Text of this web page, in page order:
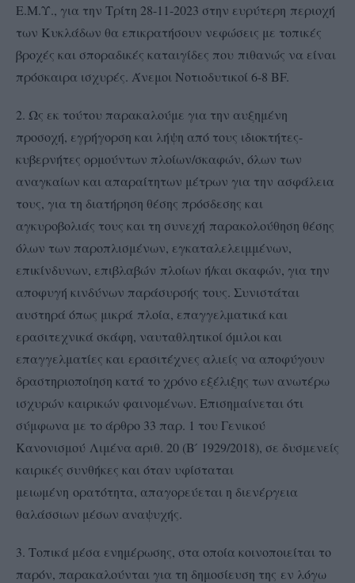
Ε.Μ.Υ., για την Τρίτη 28-11-2023 στην ευρύτερη περιοχή
των Κυκλάδων θα επικρατήσουν νεφώσεις με τοπικές
βροχές και σποραδικές καταιγίδες που πιθανώς να είναι
πρόσκαιρα ισχυρές. Άνεμοι Νοτιοδυτικοί 6-8 BF.
2. Ως εκ τούτου παρακαλούμε για την αυξημένη
προσοχή, εγρήγορση και λήψη από τους ιδιοκτήτες-
κυβερνήτες ορμούντων πλοίων/σκαφών, όλων των
αναγκαίων και απαραίτητων μέτρων για την ασφάλεια
τους, για τη διατήρηση θέσης πρόσδεσης και
αγκυροβολιάς τους και τη συνεχή παρακολούθηση θέσης
όλων των παροπλισμένων, εγκαταλελειμμένων,
επικίνδυνων, επιβλαβών πλοίων ή/και σκαφών, για την
αποφυγή κινδύνων παράσυρσής τους. Συνιστάται
αυστηρά όπως μικρά πλοία, επαγγελματικά και
ερασιτεχνικά σκάφη, ναυταθλητικοί όμιλοι και
επαγγελματίες και ερασιτέχνες αλιείς να αποφύγουν
δραστηριοποίηση κατά το χρόνο εξέλιξης των ανωτέρω
ισχυρών καιρικών φαινομένων. Επισημαίνεται ότι
σύμφωνα με το άρθρο 33 παρ. 1 του Γενικού
Κανονισμού Λιμένα αριθ. 20 (Β ́ 1929/2018), σε δυσμενείς
καιρικές συνθήκες και όταν υφίσταται
μειωμένη ορατότητα, απαγορεύεται η διενέργεια
θαλάσσιων μέσων αναψυχής.
3. Τοπικά μέσα ενημέρωσης, στα οποία κοινοποιείται το
παρόν, παρακαλούνται για τη δημοσίευση της εν λόγω